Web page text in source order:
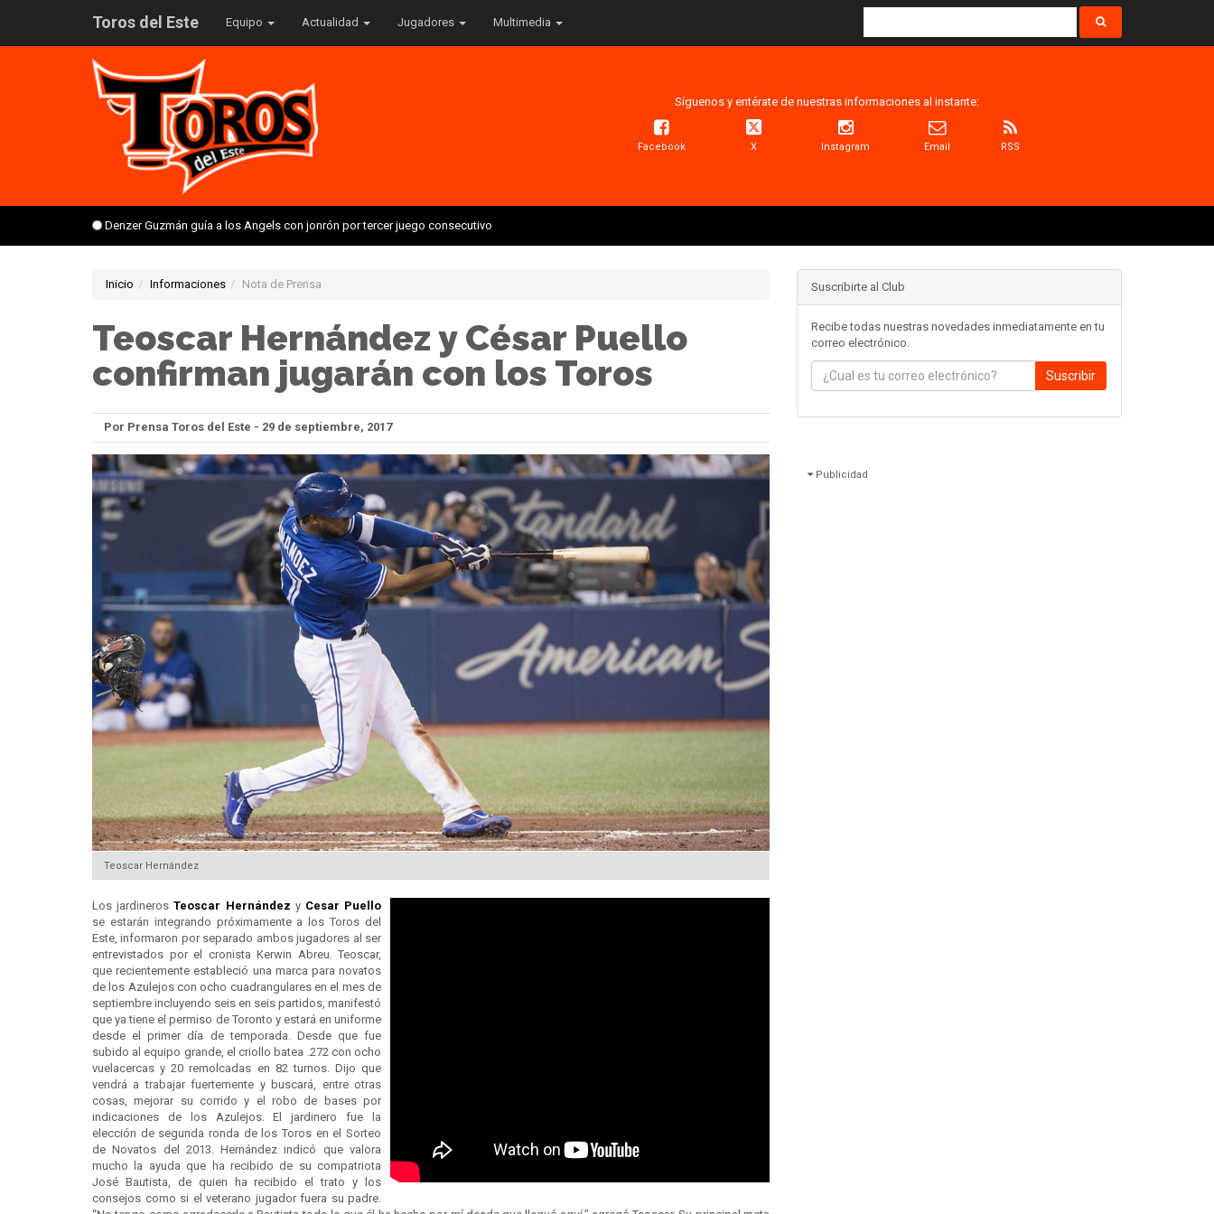
Toros del Este Equipo Actualidad Jugadores Multimedia
Síguenos y entérate de nuestras informaciones al instante:
Facebook X Instagram Email RSS
Denzer Guzmán guía a los Angels con jonrón por tercer juego consecutivo
Inicio Informaciones Nota de Prensa
Teoscar Hernández y César Puello
confirman jugarán con los Toros
Por Prensa Toros del Este - 29 de septiembre, 2017
Teoscar Hernández
Los jardinerosTeoscar Hernández y Cesar Puello
se estarán integrando próximamente a los Toros del
Este, informaron por separado ambos jugadores al ser
entrevistados por el cronista Kerwin Abreu. Teoscar,
que recientemente estableció una marca para novatos
de los Azulejos con ocho cuadrangulares en el mes de
septiembre incluyendo seis en seis partidos, manifestó
que ya tiene el permiso de Toronto y estará en uniforme
desde el primer día de temporada. Desde que fue
subido al equipo grande, el criollo batea .272 con ocho
vuelacercas y 20 remolcadas en 82 turnos. Dijo que
vendrá a trabajar fuertemente y buscará, entre otras
cosas, mejorar su corrido y el robo de bases por
indicaciones de los Azulejos. El jardinero fue la
elección de segunda ronda de los Toros en el Sorteo
de Novatos del 2013. Hernández indicó que valora
mucho la ayuda que ha recibido de su compatriota
José Bautista, de quien ha recibido el trato y los
consejos como si el veterano jugador fuera su padre.
Suscribirte al Club
Recibe todas nuestras novedades inmediatamente en tu
correo electrónico.
Suscribir
Publicidad